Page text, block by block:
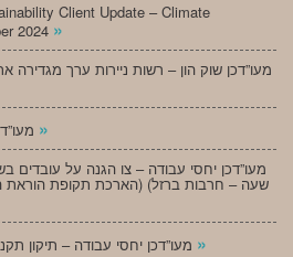
Client Update – Climate
2024 »
מעו”דכן שוק הון – רשות ניירות ערך מגדירה
»
»